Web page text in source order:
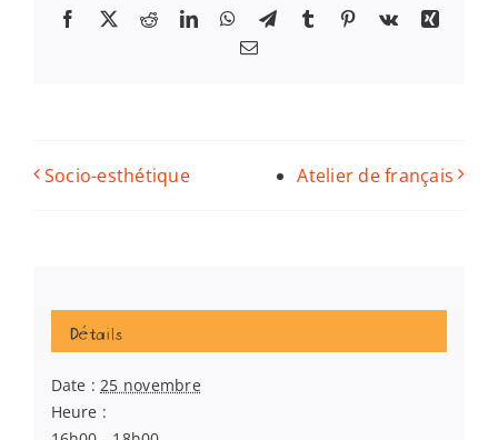
Facebook
X RedditLinkedInWhatsApp
TelegramTumblr Pinterest
Vk
Xing
Email
Socio-esthétique Atelier de français
Détails
Date : 25 novembre
Heure :